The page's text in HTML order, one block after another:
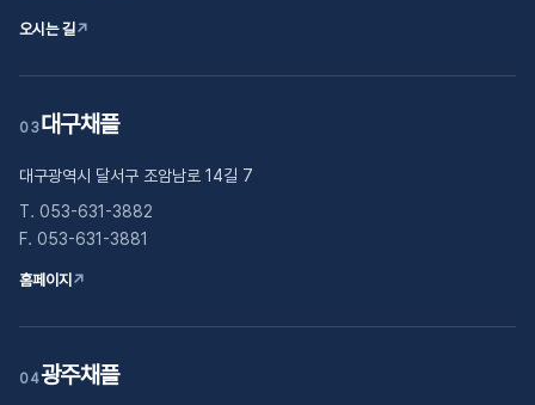
오시는 길↗
03대구채플
대구광역시 달서구 조암남로 14길 7
T. 053-631-3882
F. 053-631-3881
홈페이지 ↗
04광주채플